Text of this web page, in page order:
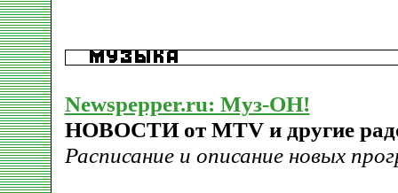
Newspepper.ru: Муз-ОН!
НОВОСТИ от MTV и другие
Расписание и описание новых